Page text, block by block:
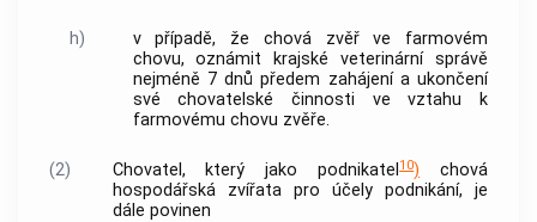
h)
v případě, že chová zvěř ve farmovém
chovu, oznámit krajské veterinární správě
nejméně 7 dnů předem zahájení a ukončení
své chovatelské činnosti ve vztahu k
farmovému chovu zvěře.
(2) Chovatel, který jako podnikatel10) chová
hospodářská zvířata pro účely podnikání, je
dále povinen